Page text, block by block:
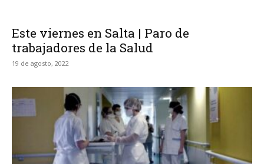
Este viernes en Salta | Paro de
trabajadores de la Salud
19 de agosto, 2022